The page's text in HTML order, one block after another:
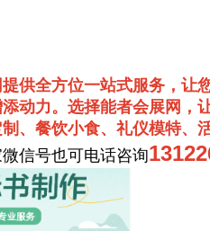
供全方位一站式服务，让
动力。选择能者会展网，
、餐饮小食、礼仪模特、
信号也可电话咨询